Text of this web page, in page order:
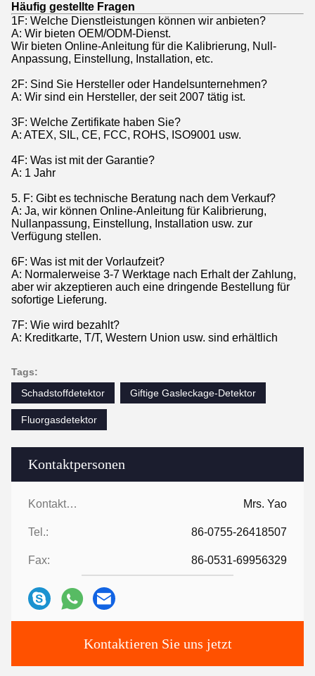
Kontaktpersonen
Kontaktpersonen: Mrs. Yao
Tel.: 86-0755-26418507
Fax: 86-0531-69956329
Kontaktieren Sie uns jetzt
Häufig gestellte Fragen
1F: Welche Dienstleistungen können wir anbieten?
A: Wir bieten OEM/ODM-Dienst.
Wir bieten Online-Anleitung für die Kalibrierung, Null-
Anpassung, Einstellung, Installation, etc.
2F: Sind Sie Hersteller oder Handelsunternehmen?
A: Wir sind ein Hersteller, der seit 2007 tätig ist.
3F: Welche Zertifikate haben Sie?
A: ATEX, SIL, CE, FCC, ROHS, ISO9001 usw.
4F: Was ist mit der Garantie?
A: 1 Jahr
5. F: Gibt es technische Beratung nach dem Verkauf?
A: Ja, wir können Online-Anleitung für Kalibrierung,
Nullanpassung, Einstellung, Installation usw. zur
Verfügung stellen.
6F: Was ist mit der Vorlaufzeit?
A: Normalerweise 3-7 Werktage nach Erhalt der Zahlung,
aber wir akzeptieren auch eine dringende Bestellung für
sofortige Lieferung.
7F: Wie wird bezahlt?
A: Kreditkarte, T/T, Western Union usw. sind erhältlich
Tags:
Schadstoffdetektor
Giftige Gasleckage-Detektor
Fluorgasdetektor